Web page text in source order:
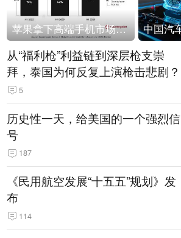
苹果拿下高端手机市场65%的份额：iPhone 17系列功不可没
从“福利枪”利益链到深层枪支崇
拜，泰国为何反复上演枪击悲剧？
5
历史性一天，给美国的一个强烈信
号
187
《民用航空发展“十五五”规划》发
布
114